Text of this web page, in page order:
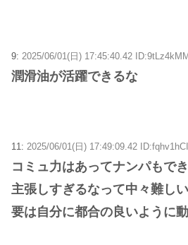
9: 2025/06/01(日) 17:45:40.42
潤滑油が活躍できるな
11: 2025/06/01(日) 17:49:09.42
コミュ力はあってナンパもで
主張しすぎるなって中々難し
要は自分に都合の良いように